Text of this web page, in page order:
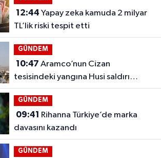
12:44
TL’lik riski tespit etti
GÜNDEM
10:47
tesisindeki yangına Husi saldırı
iddiası
GÜNDEM
09:41
davasını kazandı
GÜNDEM